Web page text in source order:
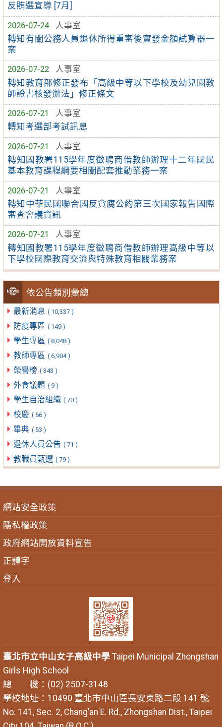
反賄選宣導 [7月]
2026-07-24
人事室
轉知有關公務人員退休所得重審後實發金額試算器一
案
2026-07-22
人事室
轉知教育部修正發布「高級中等以下學校及幼兒園教
師證書核發辦法」修正條文
2026-07-21
人事室
轉知考選部考試訊息
2026-07-21
人事室
轉知國教署115學年度徵聘商借教師辦理十二年國民
基本教育課程綱要相關配套推動業務一案
2026-07-21
人事室
轉知中華民國聯合國反貪腐公約第三次國家報告國際
審查會議資訊
2026-07-21
人事室
轉知國教署115學年度徵聘商借教師辦理高級中等以
下學校國際教育交流與特殊教育相關業務案
依公告類別彙總
最新消息 ( 10,337 )
防疫專區 ( 149 )
學生專區 ( 8,048 )
教師專區 ( 6,904 )
榮譽榜 ( 343 )
外食議題 ( 9 )
學生自治組織 ( 70 )
校慶 ( 56 )
畢典 ( 53 )
退休人員公告 ( 71 )
教職員甄選 ( 79 )
網站安全政策
隱私權政策
政府網站開放資料宣告
正體字
登入
臺北市立中山女子高級中學Taipei Municipal Zhongshan
Girls High School
總 機：(02) 2507-3148
學校地址：10490 臺北市中山區長安東路二段 141 號
No. 141, Sec. 2, Chang’an E. Rd., Zhongshan Dist., Taipei